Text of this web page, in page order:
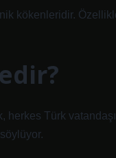
kökenleridir.
Türk